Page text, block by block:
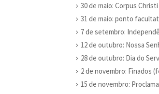
30 de maio: Corpus
31 de maio: ponto
7 de setembro:
12 de outubro: Nossa
28 de outubro: Dia do
2 de novembro: Finados
15 de novembro: